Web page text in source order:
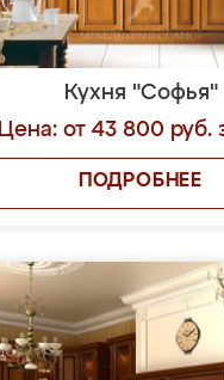
Кухня "Софья"
Цена: от 43 800 руб.
ПОДРОБНЕЕ